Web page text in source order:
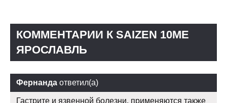
КОММЕНТАРИИ К SAIZEN 10ME
ЯРОСЛАВЛЬ
Фернанда ответил(а)
Гастрите и язвенной болезни, применяются также